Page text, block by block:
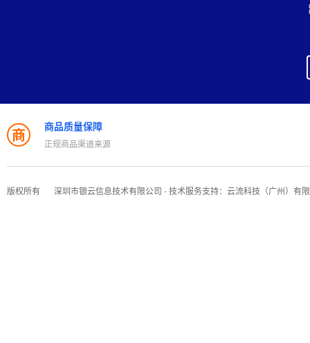
商 商品质量保障
正规商品渠道来源
版权所有 深圳市银云信息技术有限公司 - 技术服务支持：云流科技（广州）有